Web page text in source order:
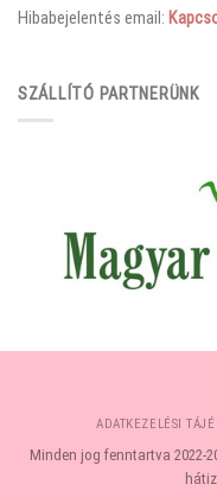
Hibabejelentés email:
SZÁLLÍTÓ PARTNERÜNK
ADATKEZELÉSI
Minden jog fenntartva 2022-